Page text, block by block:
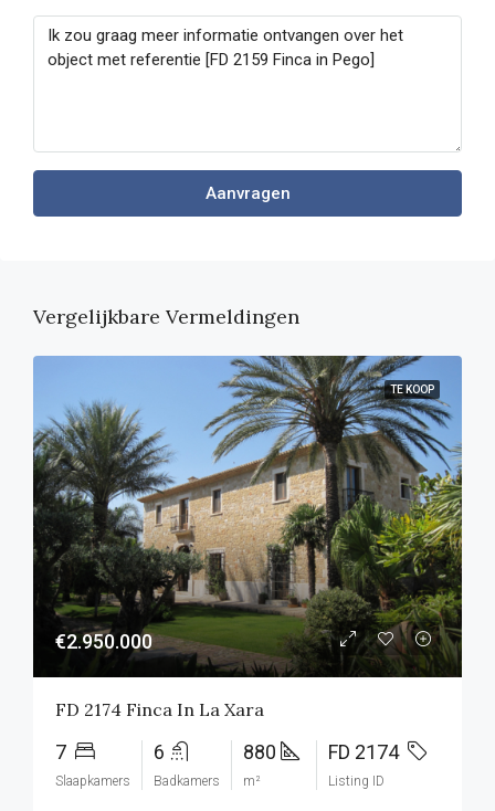
Aanvragen
Vergelijkbare Vermeldingen
TE KOOP
€2.950.000
FD 2174 Finca In La Xara
7
Slaapkamers
6
Badkamers
880
m²
FD 2174
Listing ID